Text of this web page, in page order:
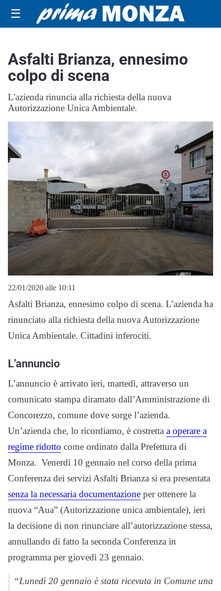
☰
Asfalti Brianza, ennesimo
colpo di scena
L'azienda rinuncia alla richiesta della nuova
Autorizzazione Unica Ambientale.
22/01/2020 alle 10:11
Asfalti Brianza, ennesimo colpo di scena. L’azienda ha
rinunciato alla richiesta della nuova Autorizzazione
Unica Ambientale. Cittadini inferociti.
L’annuncio
L’annuncio è arrivato ieri, martedì, attraverso un
comunicato stampa diramato dall’Amministrazione di
Concorezzo, comune dove sorge l’azienda.
Un’azienda che, lo ricordiamo, è costretta a operare a
regime ridotto come ordinato dalla Prefettura di
Monza. Venerdì 10 gennaio nel corso della prima
Conferenza dei servizi Asfalti Brianza si era presentata
senza la necessaria documentazione per ottenere la
nuova “Aua” (Autorizzazione unica ambientale), ieri
la decisione di non rinunciare all’autorizzazione stessa,
annullando di fatto la seconda Conferenza in
programma per giovedì 23 gennaio.
“Lunedì 20 gennaio è stata ricevuta in Comune una